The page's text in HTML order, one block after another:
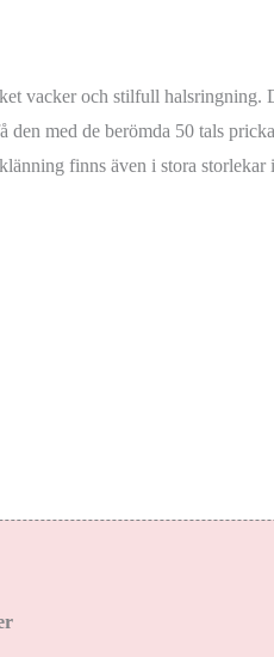
vacker och stilfull
med de berömda 50 tals
finns även i stora